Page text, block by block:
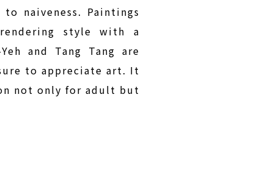
naiveness. Paintings
style with a
and Tang Tang are
to appreciate art. It
not only for adult but